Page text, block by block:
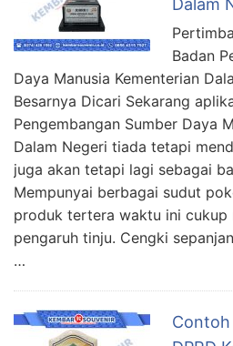
Badan
Daya Manusia Kementerian
Besarnya Dicari Sekarang
Pengembangan Sumber Daya
Dalam Negeri tiada tetapi
juga akan tetapi lagi sebagai
Mempunyai berbagai sudut
produk tertera waktu ini cukup
pengaruh tinju. Cengki
…
Contoh